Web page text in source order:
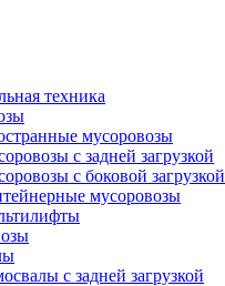
техника
мусоровозы
с задней загрузкой
с боковой загрузкой
мусоровозы
с задней загрузкой